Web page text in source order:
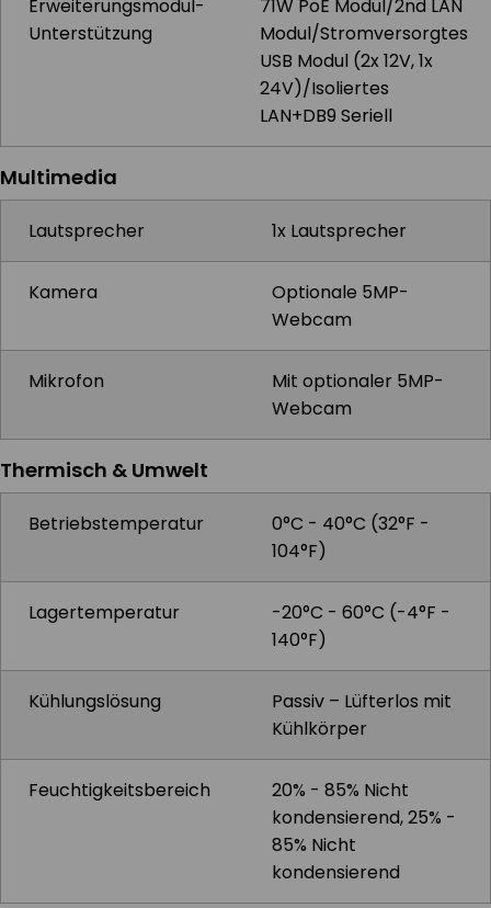
Erweiterungsmodul-
Unterstützung
71W PoE Modul/2nd LAN
Modul/Stromversorgtes
USB Modul (2x 12V, 1x
24V)/Isoliertes
LAN+DB9 Seriell
Multimedia
Lautsprecher 1x Lautsprecher
Kamera
Optionale 5MP-
Webcam
Mikrofon
Mit optionaler 5MP-
Webcam
Thermisch & Umwelt
Betriebstemperatur
0°C - 40°C (32°F -
104°F)
Lagertemperatur
-20°C - 60°C (-4°F -
140°F)
Kühlungslösung
Passiv – Lüfterlos mit
Kühlkörper
Feuchtigkeitsbereich
20% - 85% Nicht
kondensierend, 25% -
85% Nicht
kondensierend